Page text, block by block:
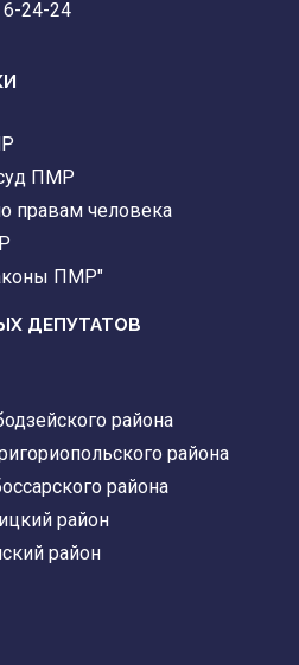
6-24-24
ПМР
правам человека
ПМР"
ДЕПУТАТОВ
района
района
района
район
район